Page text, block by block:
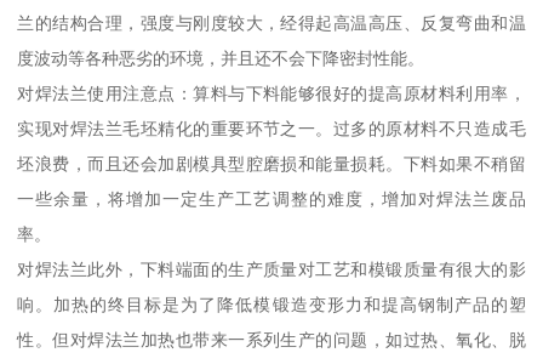
兰的结构合理，强度与刚度较大，经得起高温高压、反复弯曲和温
度波动等各种恶劣的环境，并且还不会下降密封性能。
对焊法兰使用注意点：算料与下料能够很好的提高原材料利用率，
实现对焊法兰毛坯精化的重要环节之一。过多的原材料不只造成毛
坯浪费，而且还会加剧模具型腔磨损和能量损耗。下料如果不稍留
一些余量，将增加一定生产工艺调整的难度，增加对焊法兰废品
率。
对焊法兰此外，下料端面的生产质量对工艺和模锻质量有很大的影
响。加热的终目标是为了降低模锻造变形力和提高钢制产品的塑
性。但对焊法兰加热也带来一系列生产的问题，如过热、氧化、脱